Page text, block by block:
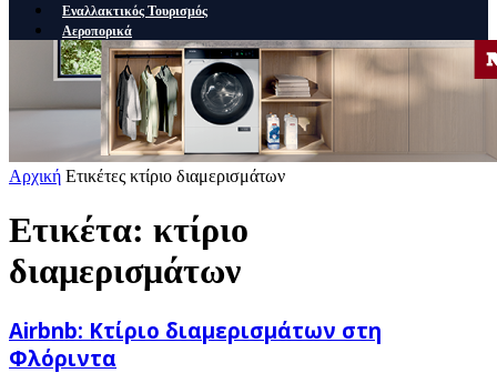
Εναλλακτικός Τουρισμός
Αεροπορικά
Αρχική Ετικέτες κτίριο διαμερισμάτων
Ετικέτα: κτίριο
διαμερισμάτων
Airbnb: Κτίριο διαμερισμάτων στη
Φλόριντα